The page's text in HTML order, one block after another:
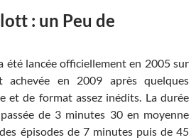
: un Peu de
été lancée officiellement en 2005 sur
achevée en 2009 après quelques
et de format assez inédits. La durée
de 3 minutes 30 en moyenne
épisodes de 7 minutes puis de 45